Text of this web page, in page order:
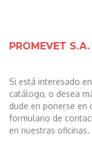
PROMEVET S.A.
Si está interesado
catálogo, o desea
dude en ponerse
formulario de
en nuestras oficinas.